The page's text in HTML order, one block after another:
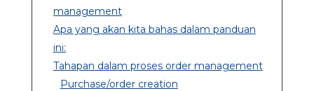
management
Apa yang akan kita bahas dalam panduan
ini:
Tahapan dalam proses order management
Purchase/order creation